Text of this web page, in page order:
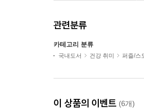
관련분류
카테고리 분류
국내도서 건강 취미 퍼즐/스
이 상품의 이벤트 (6개)